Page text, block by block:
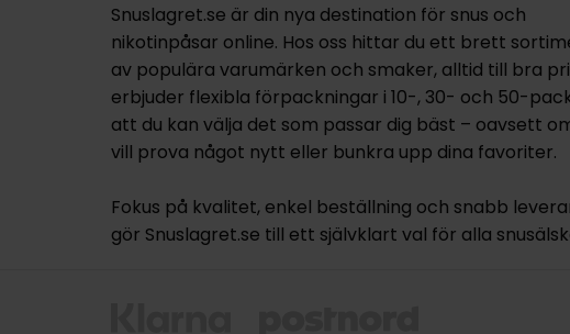
Snuslagret.se är din nya destination för snus och
nikotinpåsar online. Hos oss hittar du ett brett
av populära varumärken och smaker, alltid till bra
erbjuder flexibla förpackningar i 10-, 30- och 50-
att du kan välja det som passar dig bäst – oavsett
vill prova något nytt eller bunkra upp dina favoriter.
Fokus på kvalitet, enkel beställning och snabb
gör Snuslagret.se till ett självklart val för alla